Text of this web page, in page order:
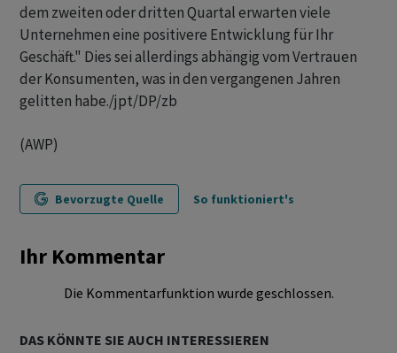
dem zweiten oder dritten Quartal erwarten viele
Unternehmen eine positivere Entwicklung für Ihr
Geschäft." Dies sei allerdings abhängig vom Vertrauen
der Konsumenten, was in den vergangenen Jahren
gelitten habe./jpt/DP/zb
(AWP)
Bevorzugte Quelle So funktioniert's
Ihr Kommentar
Die Kommentarfunktion wurde geschlossen.
DAS KÖNNTE SIE AUCH INTERESSIEREN